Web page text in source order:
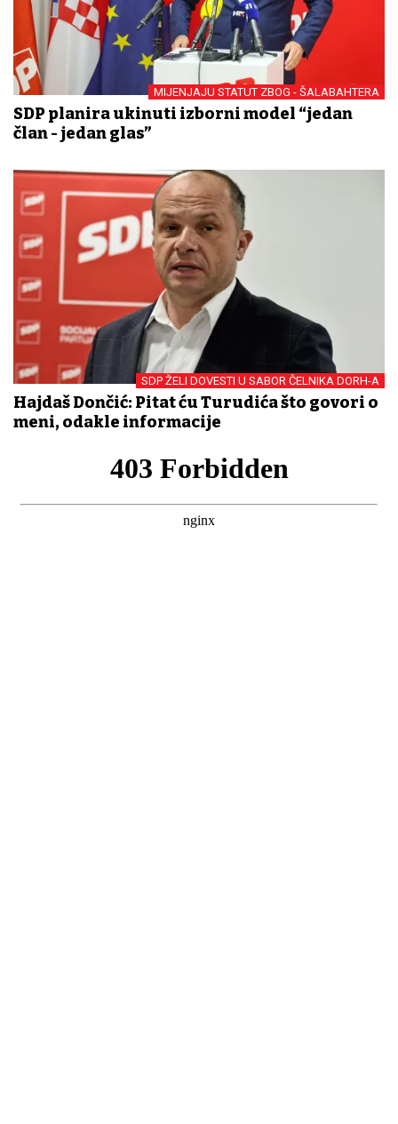
MIJENJAJU STATUT ZBOG - ŠALABAHTERA
SDP planira ukinuti izborni model “jedan
član - jedan glas”
SDP ŽELI DOVESTI U SABOR ČELNIKA DORH-A
Hajdaš Dončić: Pitat ću Turudića što govori o
meni, odakle informacije